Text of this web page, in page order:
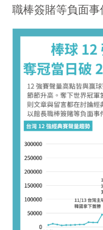
職棒簽賭等負面事